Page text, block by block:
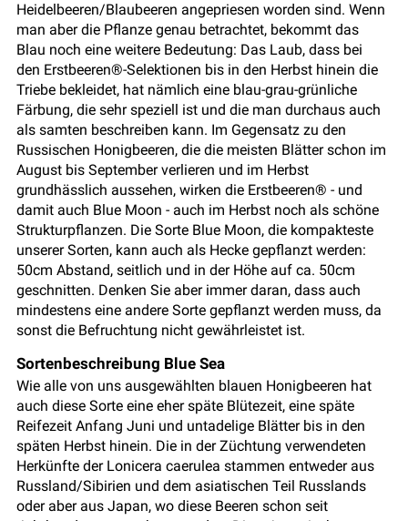
Heidelbeeren/Blaubeeren angepriesen worden sind. Wenn
man aber die Pflanze genau betrachtet, bekommt das
Blau noch eine weitere Bedeutung: Das Laub, dass bei
den Erstbeeren®-Selektionen bis in den Herbst hinein die
Triebe bekleidet, hat nämlich eine blau-grau-grünliche
Färbung, die sehr speziell ist und die man durchaus auch
als samten beschreiben kann. Im Gegensatz zu den
Russischen Honigbeeren, die die meisten Blätter schon im
August bis September verlieren und im Herbst
grundhässlich aussehen, wirken die Erstbeeren® - und
damit auch Blue Moon - auch im Herbst noch als schöne
Strukturpflanzen. Die Sorte Blue Moon, die kompakteste
unserer Sorten, kann auch als Hecke gepflanzt werden:
50cm Abstand, seitlich und in der Höhe auf ca. 50cm
geschnitten. Denken Sie aber immer daran, dass auch
mindestens eine andere Sorte gepflanzt werden muss, da
sonst die Befruchtung nicht gewährleistet ist.
Sortenbeschreibung Blue Sea
Wie alle von uns ausgewählten blauen Honigbeeren hat
auch diese Sorte eine eher späte Blütezeit, eine späte
Reifezeit Anfang Juni und untadelige Blätter bis in den
späten Herbst hinein. Die in der Züchtung verwendeten
Herkünfte der Lonicera caerulea stammen entweder aus
Russland/Sibirien und dem asiatischen Teil Russlands
oder aber aus Japan, wo diese Beeren schon seit